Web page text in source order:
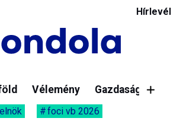
Hírlevél
Vélemény Gazdaság
foci vb 2026